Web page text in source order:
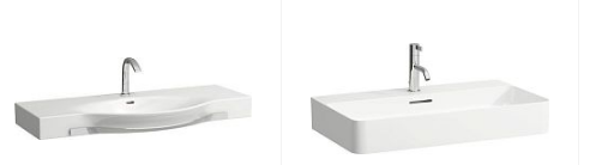
Купить в 1 клик
В избранное Под заказ
Купить в 1 клик
В избранное